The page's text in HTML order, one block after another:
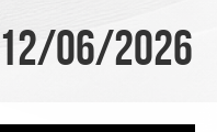
06/2026